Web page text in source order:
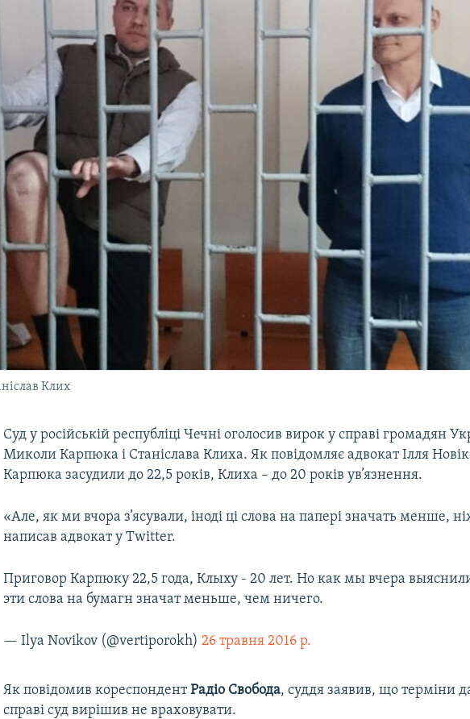
Клих
Суд у російській республіці Чечні оголосив вирок у справі громадян
Миколи Карпюка і Станіслава Клиха. Як повідомляє адвокат Ілля
Карпюка засудили до 22,5 років, Клиха – до 20 років ув’язнення.
«Але, як ми вчора з’ясували, іноді ці слова на папері значать менше,
написав адвокат у Twitter.
Приговор Карпюку 22,5 года, Клыху - 20 лет. Но как мы вчера
эти слова на бумагн значат меньше, чем ничего.
— Ilya Novikov (@vertiporokh)26 травня 2016 р.
Як повідомив кореспондентРадіо Свобода, суддя заявив, що терміни
справі суд вирішив не враховувати.